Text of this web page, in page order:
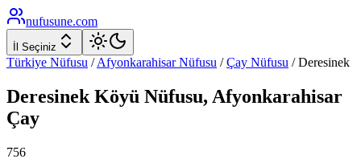
nufusune.com
İl Seçiniz
Türkiye Nüfusu / AfyonkarahisarNüfusu / Çay Nüfusu /Deresinek
Deresinek Köyü Nüfusu, Afyonkarahisar
Çay
756